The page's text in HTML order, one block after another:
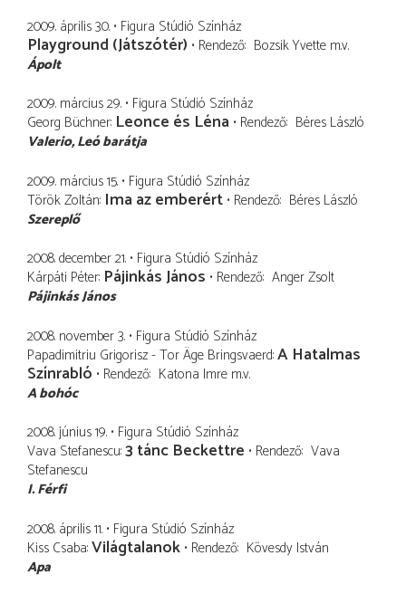
2009. április 30. Figura Stúdió Színház
Playground (Játszótér) Rendező Bozsik Yvette m.v.
Ápolt
2009. március 29. Figura Stúdió Színház
Georg Büchner Leonce és Léna Rendező Béres László
Valerio Leó barátja
2009. március 15. Figura Stúdió Színház
Török Zoltán Ima az emberért Rendező Béres László
Szereplő
2008. december 21. Figura Stúdió Színház
Kárpáti Péter Pájinkás János Rendező Anger Zsolt
Pájinkás János
2008. november 3. Figura Stúdió Színház
Papadimitriu Grigorisz - Tor Äge Bringsvaerd A Hatalmas
Színrabló Rendező Katona Imre m.v.
A bohóc
2008. június 19. Figura Stúdió Színház
Vava Stefanescu 3 tánc Beckettre Rendező Vava
Stefanescu
I. Férfi
2008. április 11. Figura Stúdió Színház
Kiss Csaba Világtalanok Rendező Kövesdy István
Apa